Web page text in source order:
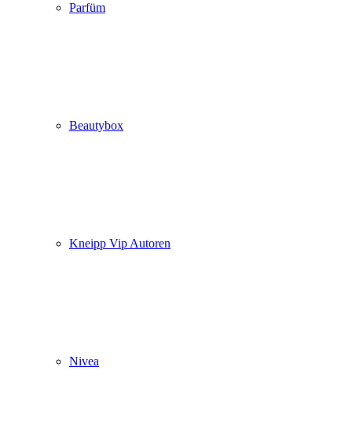
Parfüm
Beautybox
Kneipp Vip Autoren
Nivea